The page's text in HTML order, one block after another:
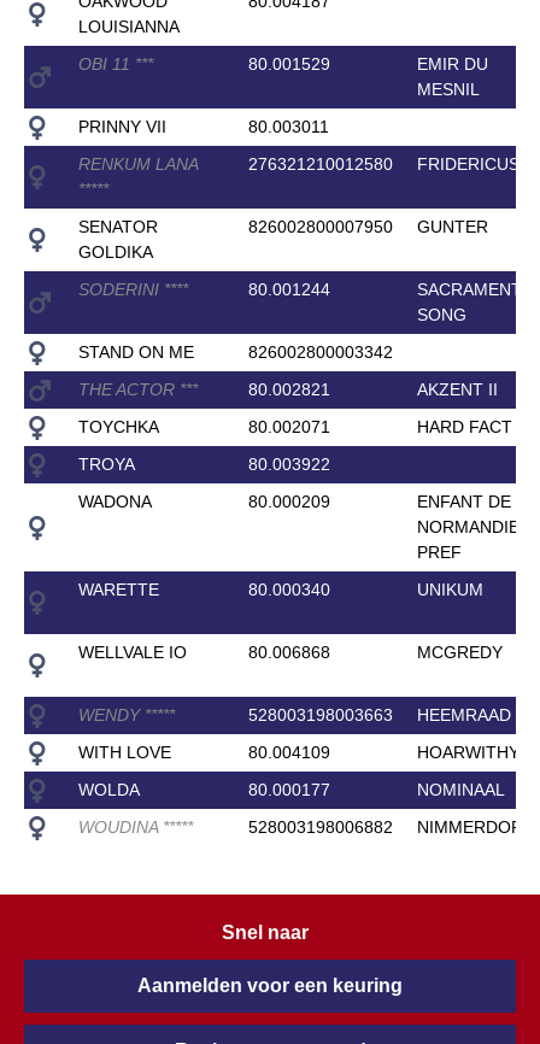
LOUISIANNA
OBI 11 *** 80.001529
EMIR DU
MESNIL
PRINNY VII
80.003011
RENKUM LANA
*****
276321210012580 FRIDERICUS
SENATOR
GOLDIKA
826002800007950 GUNTER
SODERINI **** 80.001244
SACRAMENTO
SONG
STAND ON ME
826002800003342
THE ACTOR *** 80.002821
AKZENT II
TOYCHKA
80.002071
HARD FACT
TROYA
80.003922
WADONA
80.000209
ENFANT DE
NORMANDIE
PREF
WARETTE
80.000340 UNIKUM
WELLVALE IO 80.006868 MCGREDY
WENDY ***** 528003198003663
HEEMRAAD
WITH LOVE
80.004109
HOARWITHY
WOLDA
80.000177
NOMINAAL
WOUDINA ***** 528003198006882 NIMMERDOR
Snel naar
Aanmelden voor een keuring